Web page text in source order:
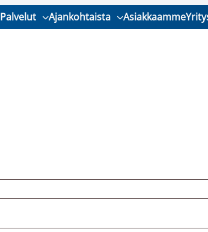
Palvelut Ajankohtaista Asiakkaamme